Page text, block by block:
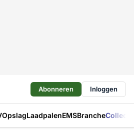
Abonneren Inloggen
OpslagLaadpalenEMSBranche